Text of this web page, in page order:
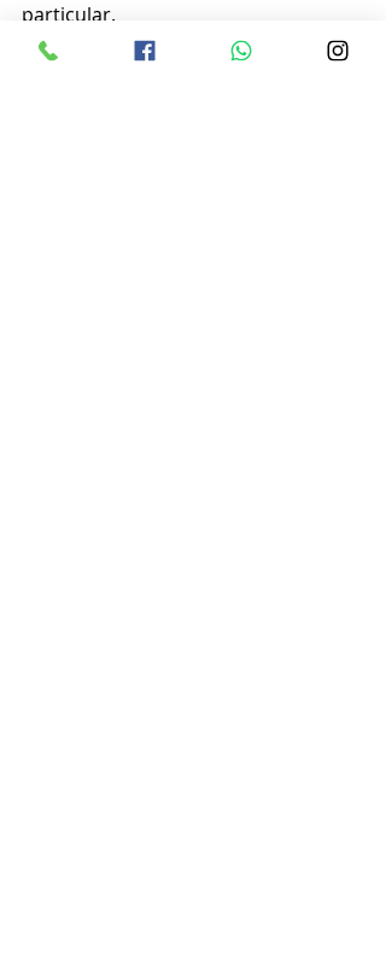
particular.
No primeiro ciclo foram realizados